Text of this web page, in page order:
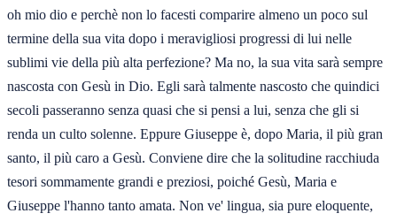
oh mio dio e perchè non lo facesti comparire almeno un poco sul
termine della sua vita dopo i meravigliosi progressi di lui nelle
sublimi vie della più alta perfezione? Ma no, la sua vita sarà sempre
nascosta con Gesù in Dio. Egli sarà talmente nascosto che quindici
secoli passeranno senza quasi che si pensi a lui, senza che gli si
renda un culto solenne. Eppure Giuseppe è, dopo Maria, il più gran
santo, il più caro a Gesù. Conviene dire che la solitudine racchiuda
tesori sommamente grandi e preziosi, poiché Gesù, Maria e
Giuseppe l'hanno tanto amata. Non ve' lingua, sia pure eloquente,